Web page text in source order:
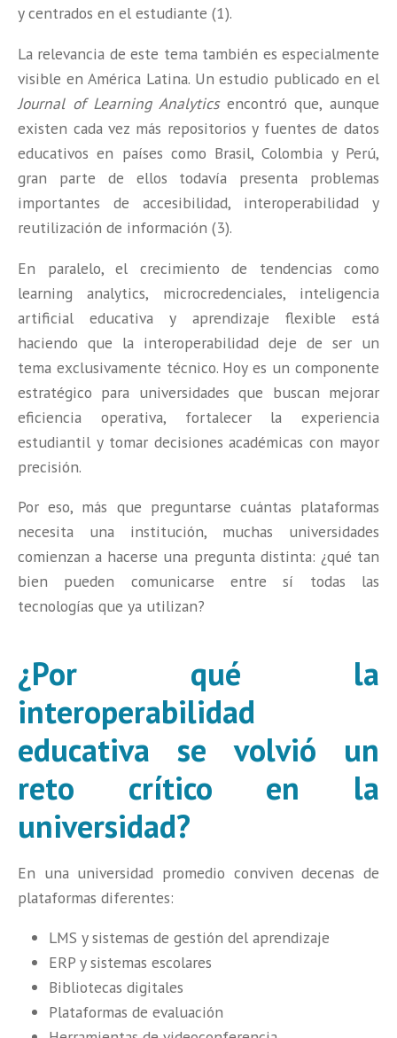
y centrados en el estudiante (1).
La relevancia de este tema también es especialmente
visible en América Latina. Un estudio publicado en el
Journal of Learning Analyticsencontró que, aunque
existen cada vez más repositorios y fuentes de datos
educativos en países como Brasil, Colombia y Perú,
gran parte de ellos todavía presenta problemas
importantes de accesibilidad, interoperabilidad y
reutilización de información (3).
En paralelo, el crecimiento de tendencias como
learning analytics, microcredenciales, inteligencia
artificial educativa y aprendizaje flexible está
haciendo que la interoperabilidad deje de ser un
tema exclusivamente técnico. Hoy es un componente
estratégico para universidades que buscan mejorar
eficiencia operativa, fortalecer la experiencia
estudiantil y tomar decisiones académicas con mayor
precisión.
Por eso, más que preguntarse cuántas plataformas
necesita una institución, muchas universidades
comienzan a hacerse una pregunta distinta: ¿qué tan
bien pueden comunicarse entre sí todas las
tecnologías que ya utilizan?
¿Por qué la
interoperabilidad
educativa se volvió un
reto crítico en la
universidad?
En una universidad promedio conviven decenas de
plataformas diferentes:
LMS y sistemas de gestión del aprendizaje
ERP y sistemas escolares
Bibliotecas digitales
Plataformas de evaluación